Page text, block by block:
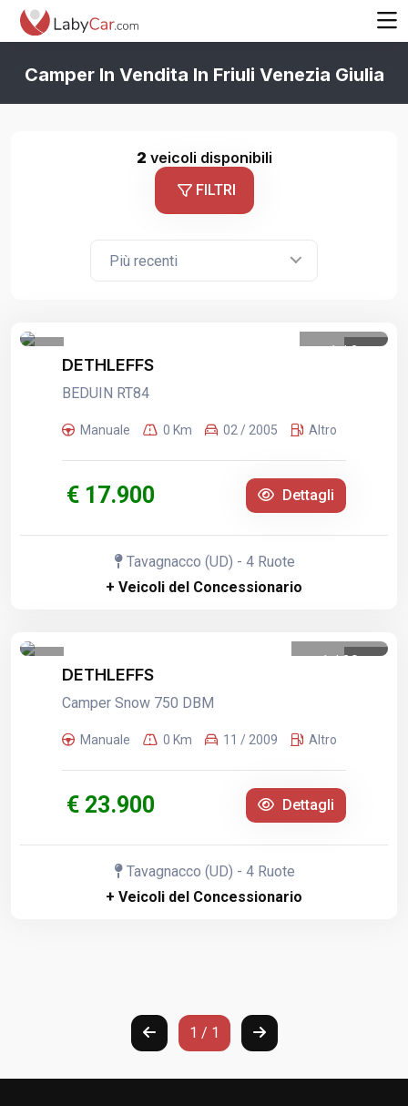
Camper In Vendita In Friuli Venezia Giulia
2 veicoli disponibili
FILTRI
Più recenti
1 /2
DETHLEFFS
BEDUIN RT84
Manuale 0 Km 02 / 2005 Altro
€ 17.900 Dettagli
Tavagnacco (UD) - 4 Ruote
+ Veicoli del Concessionario
1 /20
DETHLEFFS
Camper Snow 750 DBM
Manuale 0 Km 11 / 2009 Altro
€ 23.900 Dettagli
Tavagnacco (UD) - 4 Ruote
+ Veicoli del Concessionario
1 / 1